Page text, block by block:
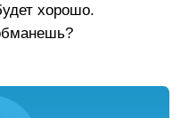
хорошо.